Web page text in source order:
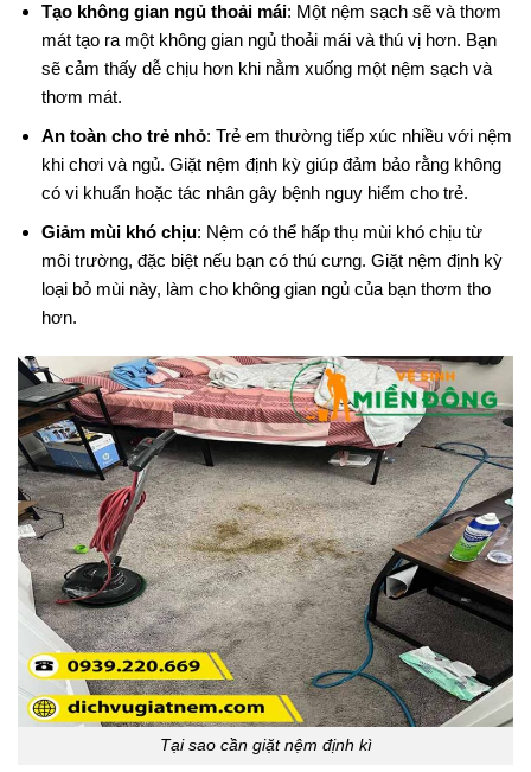
Tạo không gian ngủ thoải mái: Một nệm sạch sẽ và thơm
mát tạo ra một không gian ngủ thoải mái và thú vị hơn. Bạn
sẽ cảm thấy dễ chịu hơn khi nằm xuống một nệm sạch và
thơm mát.
An toàn cho trẻ nhỏ: Trẻ em thường tiếp xúc nhiều với nệm
khi chơi và ngủ. Giặt nệm định kỳ giúp đảm bảo rằng không
có vi khuẩn hoặc tác nhân gây bệnh nguy hiểm cho trẻ.
Giảm mùi khó chịu: Nệm có thể hấp thụ mùi khó chịu từ
môi trường, đặc biệt nếu bạn có thú cưng. Giặt nệm định kỳ
loại bỏ mùi này, làm cho không gian ngủ của bạn thơm tho
hơn.
Tại sao cần giặt nệm định kì